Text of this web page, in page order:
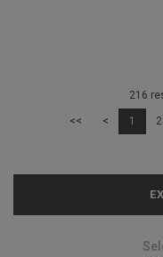
216
<< < 1 2